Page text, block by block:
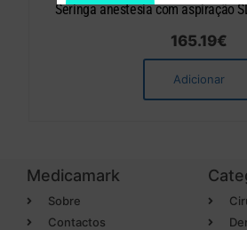
Seringa anestesia com aspiração
165.19€
Adicionar
Medicamark
Sobre
Contactos